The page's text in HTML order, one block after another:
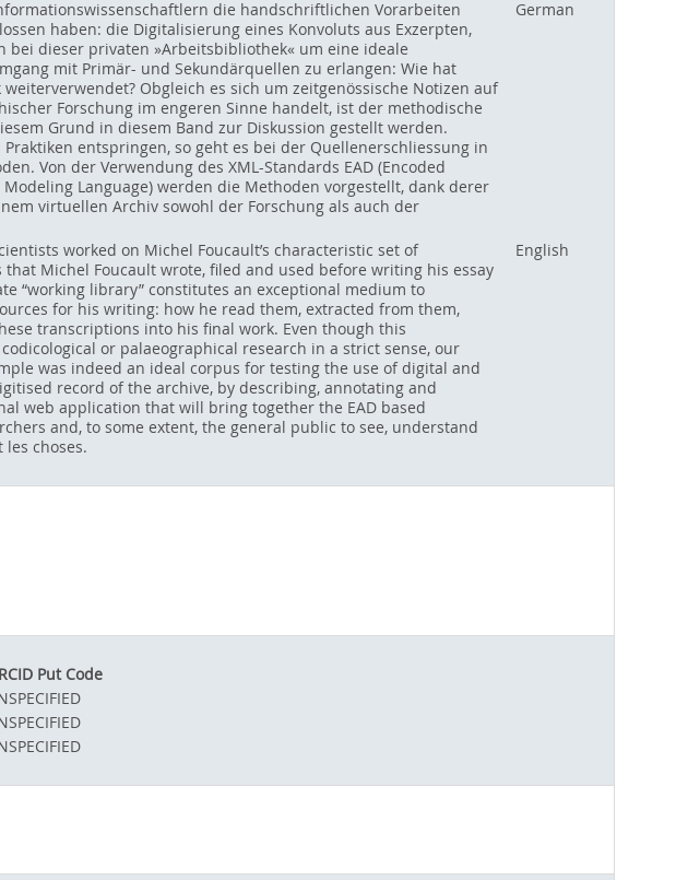
die handschriftlichen Vorarbeiten
haben: die Digitalisierung eines Konvoluts aus Exzerpten,
dieser privaten »Arbeitsbibliothek« um eine ideale
mit Primär- und Sekundärquellen zu erlangen: Wie hat
Obgleich es sich um zeitgenössische Notizen auf
Forschung im engeren Sinne handelt, ist der methodische
Grund in diesem Band zur Diskussion gestellt werden.
entspringen, so geht es bei der Quellenerschliessung in
Von der Verwendung des XML-Standards EAD (Encoded
Language) werden die Methoden vorgestellt, dank derer
virtuellen Archiv sowohl der Forschung als auch der
German
worked on Michel Foucault’s characteristic set of
Michel Foucault wrote, filed and used before writing his essay
“working library” constitutes an exceptional medium to
for his writing: how he read them, extracted from them,
transcriptions into his final work. Even though this
or palaeographical research in a strict sense, our
was indeed an ideal corpus for testing the use of digital and
record of the archive, by describing, annotating and
web application that will bring together the EAD based
and, to some extent, the general public to see, understand
choses.
English
Put Code